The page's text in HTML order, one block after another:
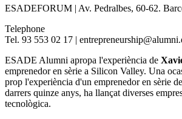
ESADEFORUM | Av. Pedralbes, 60-62.
Telephone
Tel. 93 553 02 17 |
ESADE Alumni apropa l'experiència de
emprenedor en sèrie a Silicon Valley. Una
prop l'experiència d'un emprenedor en sèrie
darrers quinze anys, ha llançat diverses
tecnològica.